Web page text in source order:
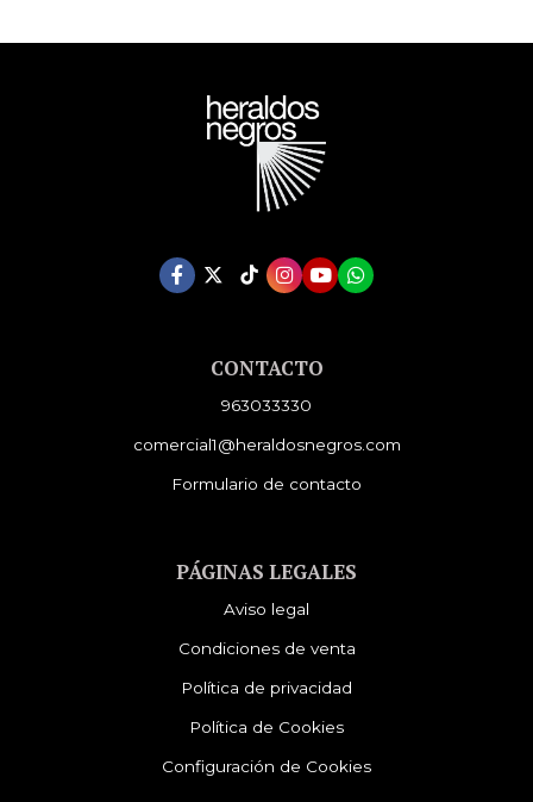
CONTACTO
963033330
comercial1@heraldosnegros.com
Formulario de contacto
PÁGINAS LEGALES
Aviso legal
Condiciones de venta
Política de privacidad
Política de Cookies
Configuración de Cookies